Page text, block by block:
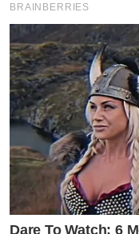
BRAINBERRIES
Dare To Watch: 6